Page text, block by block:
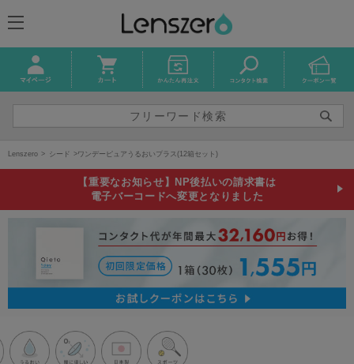
Lenszero シード ワンデーピュアうるおいプラス(12箱セット)
【重要なお知らせ】NP後払いの請求書は
電子バーコードへ変更となりました